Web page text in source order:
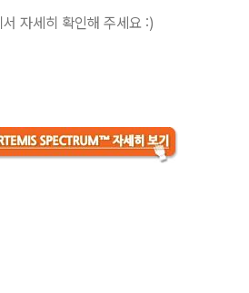
자세히 확인해 주세요 :)